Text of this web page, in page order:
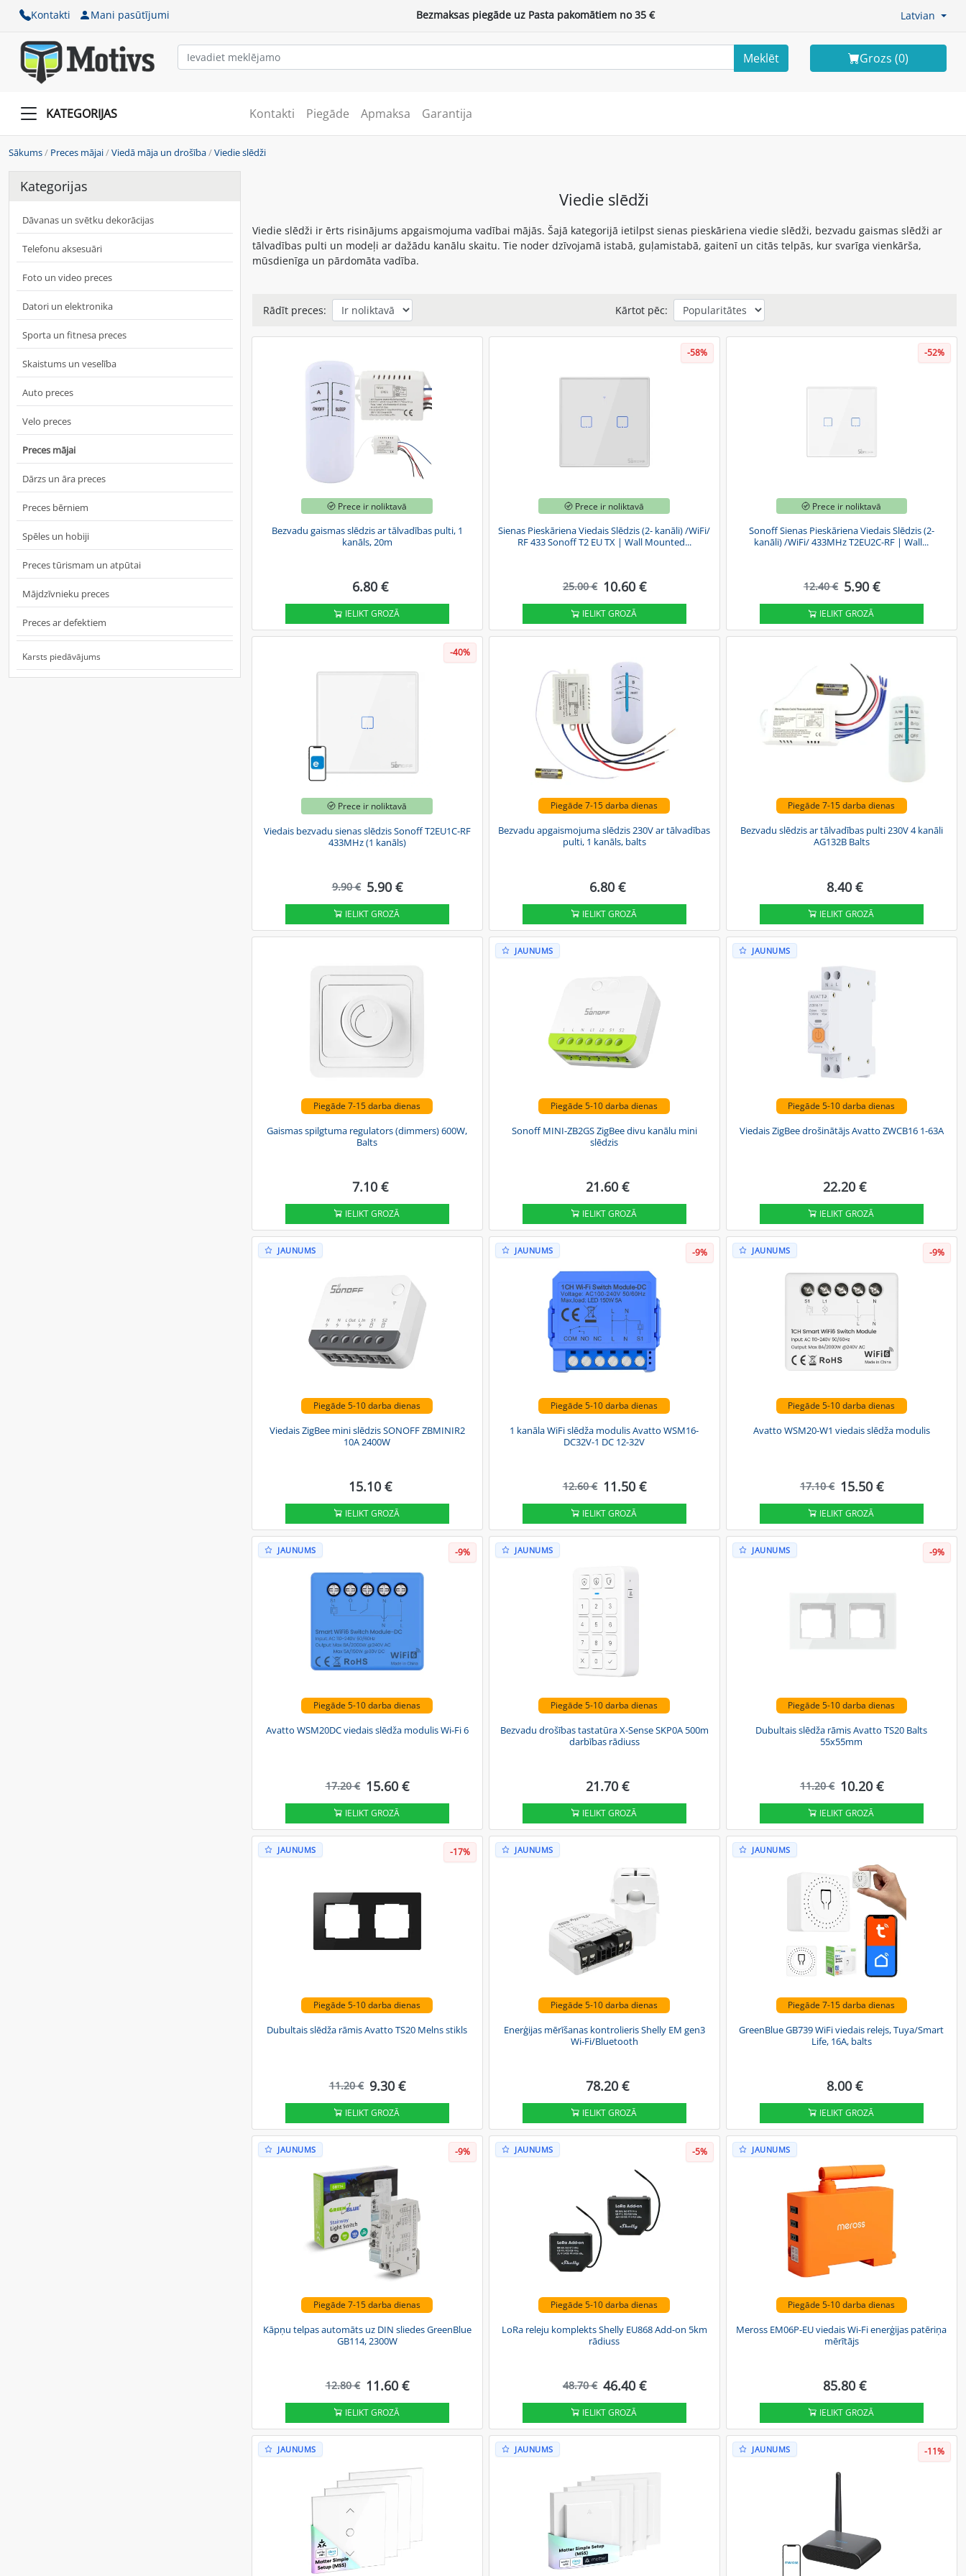
Kontakti Mani pasūtījumi Bezmaksas piegāde uz Pasta pakomātiem no 35 € Latvian
Meklēt Grozs (0)
KATEGORIJAS Kontakti Piegāde Apmaksa Garantija
Sākums/ Preces mājai/Viedā māja un drošība/Viedie slēdži
Kategorijas
Dāvanas un svētku dekorācijas
Telefonu aksesuāri
Foto un video preces
Datori un elektronika
Sporta un fitnesa preces
Skaistums un veselība
Auto preces
Velo preces
Preces mājai
Dārzs un āra preces
Preces bērniem
Spēles un hobiji
Preces tūrismam un atpūtai
Mājdzīvnieku preces
Preces ar defektiem
Karsts piedāvājums
Viedie slēdži
Viedie slēdži ir ērts risinājums apgaismojuma vadībai mājās. Šajā kategorijā ietilpst sienas pieskāriena viedie slēdži, bezvadu gaismas slēdži ar
tālvadības pulti un modeļi ar dažādu kanālu skaitu. Tie noder dzīvojamā istabā, guļamistabā, gaitenī un citās telpās, kur svarīga vienkārša,
mūsdienīga un pārdomāta vadība.
Rādīt preces: Kārtot pēc:
Prece ir noliktavā
Bezvadu gaismas slēdzis ar tālvadības pulti, 1
kanāls, 20m
6.80 €
IELIKT GROZĀ
-58%
Prece ir noliktavā
Sienas Pieskāriena Viedais Slēdzis (2- kanāli) /WiFi/
RF 433 Sonoff T2 EU TX | Wall Mounted...
25.00 € 10.60 €
IELIKT GROZĀ
-52%
Prece ir noliktavā
Sonoff Sienas Pieskāriena Viedais Slēdzis (2-
kanāli) /WiFi/ 433MHz T2EU2C-RF | Wall...
12.40 € 5.90 €
IELIKT GROZĀ
-40%
Prece ir noliktavā
Viedais bezvadu sienas slēdzis Sonoff T2EU1C-RF
433MHz (1 kanāls)
9.90 € 5.90 €
IELIKT GROZĀ
Piegāde 7-15 darba dienas
Bezvadu apgaismojuma slēdzis 230V ar tālvadības
pulti, 1 kanāls, balts
6.80 €
IELIKT GROZĀ
Piegāde 7-15 darba dienas
Bezvadu slēdzis ar tālvadības pulti 230V 4 kanāli
AG132B Balts
8.40 €
IELIKT GROZĀ
Piegāde 7-15 darba dienas
Gaismas spilgtuma regulators (dimmers) 600W,
Balts
7.10 €
IELIKT GROZĀ
JAUNUMS
Piegāde 5-10 darba dienas
Sonoff MINI-ZB2GS ZigBee divu kanālu mini
slēdzis
21.60 €
IELIKT GROZĀ
JAUNUMS
Piegāde 5-10 darba dienas
Viedais ZigBee drošinātājs Avatto ZWCB16 1-63A
22.20 €
IELIKT GROZĀ
JAUNUMS
Piegāde 5-10 darba dienas
Viedais ZigBee mini slēdzis SONOFF ZBMINIR2
10A 2400W
15.10 €
IELIKT GROZĀ
JAUNUMS -9%
Piegāde 5-10 darba dienas
1 kanāla WiFi slēdža modulis Avatto WSM16-
DC32V-1 DC 12-32V
12.60 € 11.50 €
IELIKT GROZĀ
JAUNUMS -9%
Piegāde 5-10 darba dienas
Avatto WSM20-W1 viedais slēdža modulis
17.10 € 15.50 €
IELIKT GROZĀ
JAUNUMS -9%
Piegāde 5-10 darba dienas
Avatto WSM20DC viedais slēdža modulis Wi-Fi 6
17.20 € 15.60 €
IELIKT GROZĀ
JAUNUMS
Piegāde 5-10 darba dienas
Bezvadu drošības tastatūra X-Sense SKP0A 500m
darbības rādiuss
21.70 €
IELIKT GROZĀ
JAUNUMS -9%
Piegāde 5-10 darba dienas
Dubultais slēdža rāmis Avatto TS20 Balts
55x55mm
11.20 € 10.20 €
IELIKT GROZĀ
JAUNUMS -17%
Piegāde 5-10 darba dienas
Dubultais slēdža rāmis Avatto TS20 Melns stikls
11.20 € 9.30 €
IELIKT GROZĀ
JAUNUMS
Piegāde 5-10 darba dienas
Enerģijas mērīšanas kontrolieris Shelly EM gen3
Wi-Fi/Bluetooth
78.20 €
IELIKT GROZĀ
JAUNUMS
Piegāde 7-15 darba dienas
GreenBlue GB739 WiFi viedais relejs, Tuya/Smart
Life, 16A, balts
8.00 €
IELIKT GROZĀ
JAUNUMS -9%
Piegāde 7-15 darba dienas
Kāpņu telpas automāts uz DIN sliedes GreenBlue
GB114, 2300W
12.80 € 11.60 €
IELIKT GROZĀ
JAUNUMS -5%
Piegāde 5-10 darba dienas
LoRa releju komplekts Shelly EU868 Add-on 5km
rādiuss
48.70 € 46.40 €
IELIKT GROZĀ
JAUNUMS
Piegāde 5-10 darba dienas
Meross EM06P-EU viedais Wi-Fi enerģijas patēriņa
mērītājs
85.80 €
IELIKT GROZĀ
JAUNUMS JAUNUMS JAUNUMS -11%